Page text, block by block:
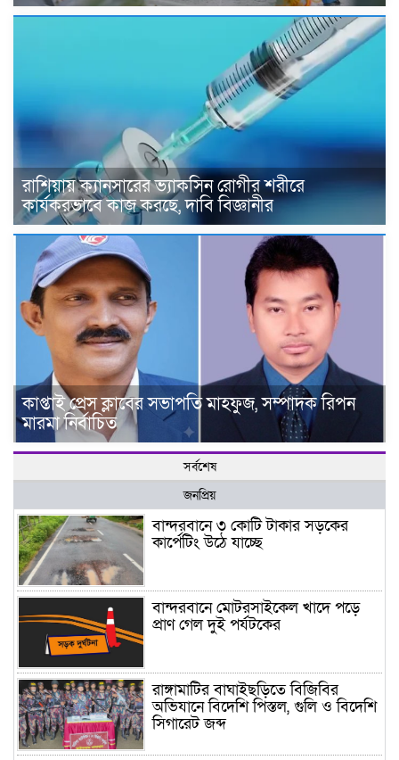
রাশিয়ায় ক্যানসারের ভ্যাকসিন রোগীর শরীরে
কার্যকরভাবে কাজ করছে, দাবি বিজ্ঞানীর
কাপ্তাই প্রেস ক্লাবের সভাপতি মাহফুজ, সম্পাদক রিপন
মারমা নির্বাচিত
সর্বশেষ
জনপ্রিয়
বান্দরবানে ৩ কোটি টাকার সড়কের
কার্পেটিং উঠে যাচ্ছে
বান্দরবানে মোটরসাইকেল খাদে পড়ে
প্রাণ গেল দুই পর্যটকের
রাঙ্গামাটির বাঘাইছড়িতে বিজিবির
অভিযানে বিদেশি পিস্তল, গুলি ও বিদেশি
সিগারেট জব্দ